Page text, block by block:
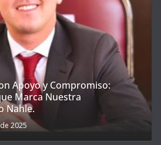
Apoyo y Compromiso:
Marca Nuestra
Nahle.
2025